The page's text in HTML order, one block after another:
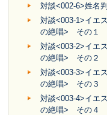
対談<002-6>姓名
対談<003-1>イエ
の絶唱> その１
対談<003-2>イエ
の絶唱> その２
対談<003-3>イエ
の絶唱> その３
対談<003-4>イエ
の絶唱> その４